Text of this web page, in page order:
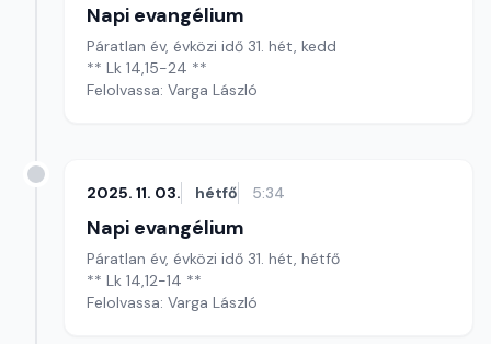
Napi evangélium
Páratlan év, évközi idő 31. hét, kedd
** Lk 14,15-24 **
Felolvassa: Varga László
2025. 11. 03. hétfő 5:34
Napi evangélium
Páratlan év, évközi idő 31. hét, hétfő
** Lk 14,12-14 **
Felolvassa: Varga László